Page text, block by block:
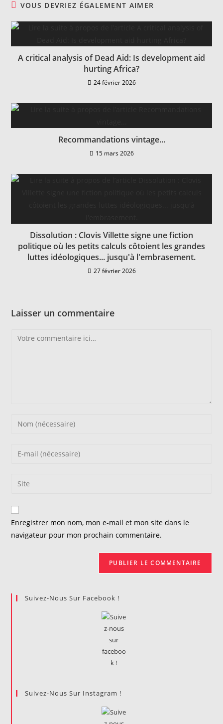
VOUS DEVRIEZ ÉGALEMENT AIMER
A critical analysis of Dead Aid: Is development aid
hurting Africa?
24 février 2026
Recommandations vintage...
15 mars 2026
Dissolution : Clovis Villette signe une fiction
politique où les petits calculs côtoient les grandes
luttes idéologiques... jusqu'à l'embrasement.
27 février 2026
Laisser un commentaire
Comment
Enter
Enter
address
comment
Saisir
de
votre
(facultatif)
Enregistrer mon nom, mon e-mail et mon site dans le
navigateur pour mon prochain commentaire.
Suivez-Nous Sur Facebook !
Suivez-Nous Sur Instagram !